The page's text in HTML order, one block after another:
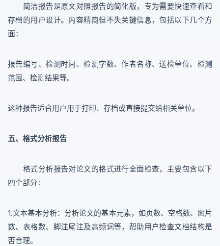
简洁报告是原文对照报告的简化版，专为需要快速查看和
存档的用户设计。内容精简但不失关键信息，包括以下几个方
面：
报告编号、检测时间、检测字数、作者名称、送检单位、检测
范围、检测结果等。
这种报告适合用户用于打印、存档或直接提交给相关单位。
五、格式分析报告
格式分析报告对论文的格式进行全面检查，主要包含以下
四个部分：
1.文本基本分析：分析论文的基本元素，如页数、空格数、图片
数、表格数、脚注尾注及高频词等，帮助用户检查文档结构是
否合理。